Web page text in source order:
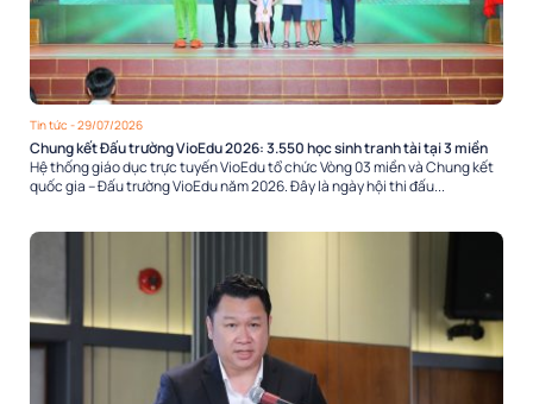
Tin tức - 29/07/2026
Chung kết Đấu trường VioEdu 2026: 3.550 học sinh tranh tài tại 3 miền
Hệ thống giáo dục trực tuyến VioEdu tổ chức Vòng 03 miền và Chung kết
quốc gia – Đấu trường VioEdu năm 2026. Đây là ngày hội thi đấu...